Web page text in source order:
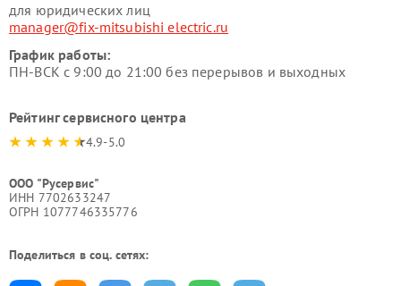
для юридических лиц
manager@fix-mitsubishi electric.ru
График работы:
ПН-ВСК с 9:00 до 21:00 без перерывов и выходных
Рейтинг сервисного центра
4.9-5.0
ООО "Русервис"
ИНН 7702633247
ОГРН 1077746335776
Поделиться в соц. сетях: